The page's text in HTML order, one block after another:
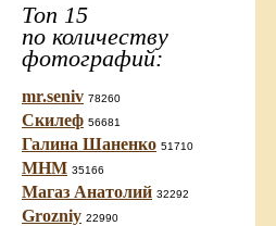
Топ 15
по количеству
фотографий:
mr.seniv 78260
Скилеф 56681
Галина Шаненко 51710
МНМ 35166
Магаз Анатолий 32292
Grozniy 22990